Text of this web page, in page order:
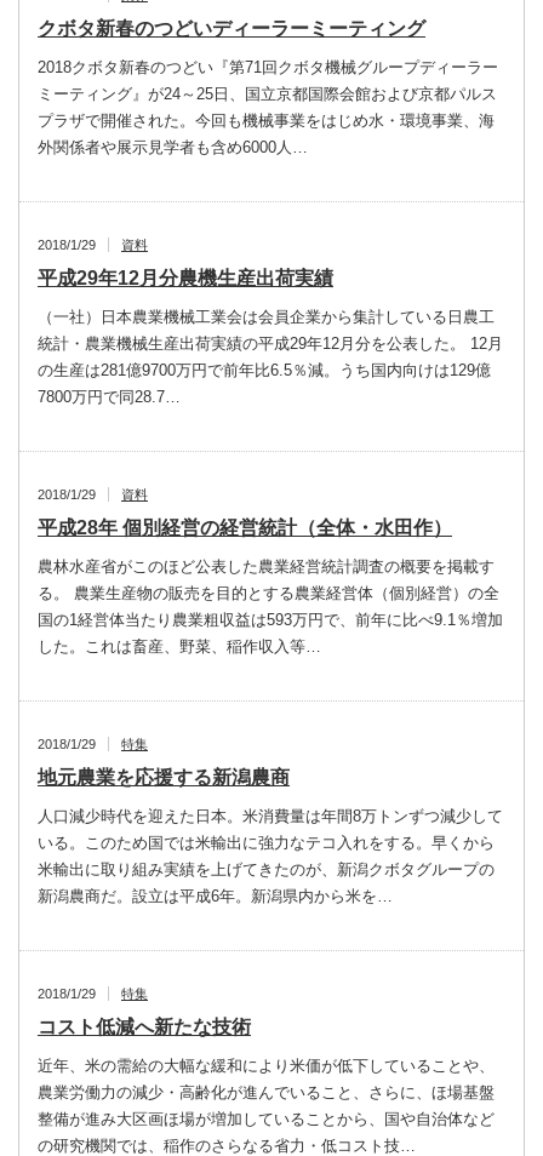
クボタ新春のつどいディーラーミーティング
2018クボタ新春のつどい『第71回クボタ機械グループディーラー
ミーティング』が24～25日、国立京都国際会館および京都パルス
プラザで開催された。今回も機械事業をはじめ水・環境事業、海
外関係者や展示見学者も含め6000人…
2018/1/29 資料
平成29年12月分農機生産出荷実績
（一社）日本農業機械工業会は会員企業から集計している日農工
統計・農業機械生産出荷実績の平成29年12月分を公表した。 12月
の生産は281億9700万円で前年比6.5％減。うち国内向けは129億
7800万円で同28.7…
2018/1/29 資料
平成28年 個別経営の経営統計（全体・水田作）
農林水産省がこのほど公表した農業経営統計調査の概要を掲載す
る。 農業生産物の販売を目的とする農業経営体（個別経営）の全
国の1経営体当たり農業粗収益は593万円で、前年に比べ9.1％増加
した。これは畜産、野菜、稲作収入等…
2018/1/29 特集
地元農業を応援する新潟農商
人口減少時代を迎えた日本。米消費量は年間8万トンずつ減少して
いる。このため国では米輸出に強力なテコ入れをする。早くから
米輸出に取り組み実績を上げてきたのが、新潟クボタグループの
新潟農商だ。設立は平成6年。新潟県内から米を…
2018/1/29 特集
コスト低減へ新たな技術
近年、米の需給の大幅な緩和により米価が低下していることや、
農業労働力の減少・高齢化が進んでいること、さらに、ほ場基盤
整備が進み大区画ほ場が増加していることから、国や自治体など
の研究機関では、稲作のさらなる省力・低コスト技…